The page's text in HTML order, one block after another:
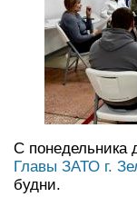
С понедельника
Главы ЗАТО г.
будни.